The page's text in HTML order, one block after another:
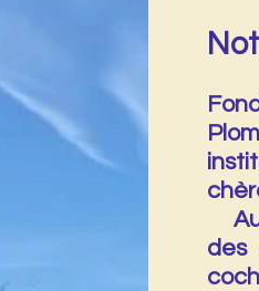
Au
des